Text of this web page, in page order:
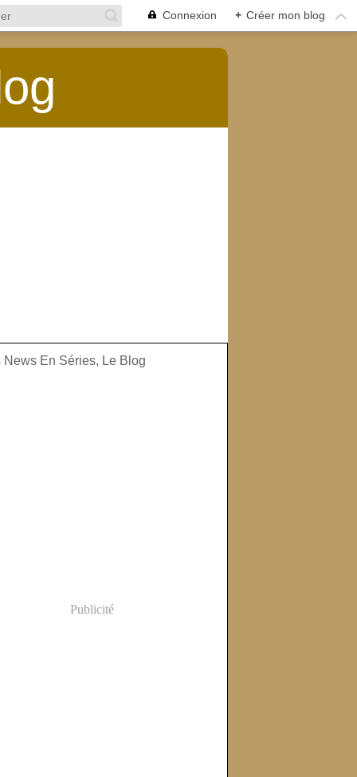
Connexion + Créer mon blog
Publicité